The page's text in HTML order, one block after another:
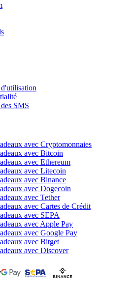
SMS
avec Cryptomonnaies
avec Bitcoin
avec Ethereum
avec Litecoin
avec Binance
avec Dogecoin
avec Tether
avec Cartes de Crédit
avec SEPA
avec Apple Pay
avec Google Pay
avec Bitget
avec Discover